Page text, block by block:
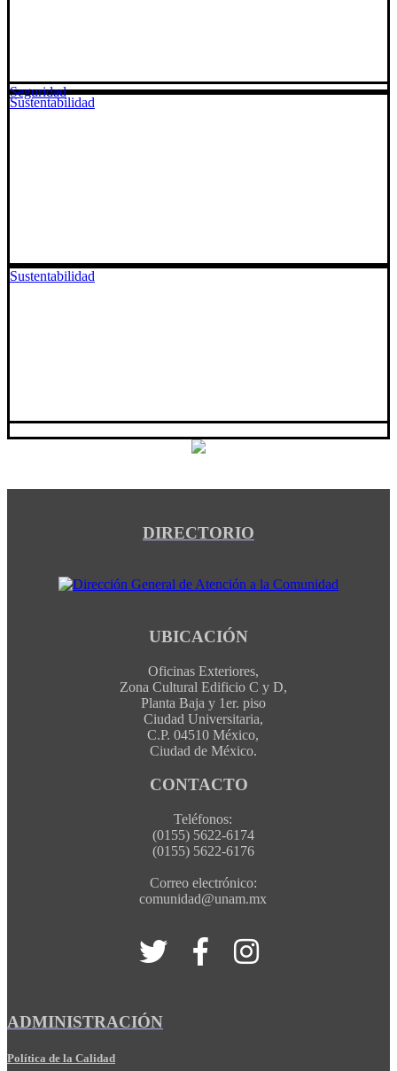
Sustentabilidad
Sustentabilidad
Seguridad
DIRECTORIO
UBICACIÓN
Oficinas Exteriores,
Zona Cultural Edificio C y D,
Planta Baja y 1er. piso
Ciudad Universitaria,
C.P. 04510 México,
Ciudad de México.
CONTACTO
Teléfonos:
(0155) 5622-6174
(0155) 5622-6176
Correo electrónico:
comunidad@unam.mx
ADMINISTRACIÓN
Política de la Calidad